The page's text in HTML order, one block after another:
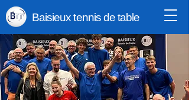
Baisieux tennis de table